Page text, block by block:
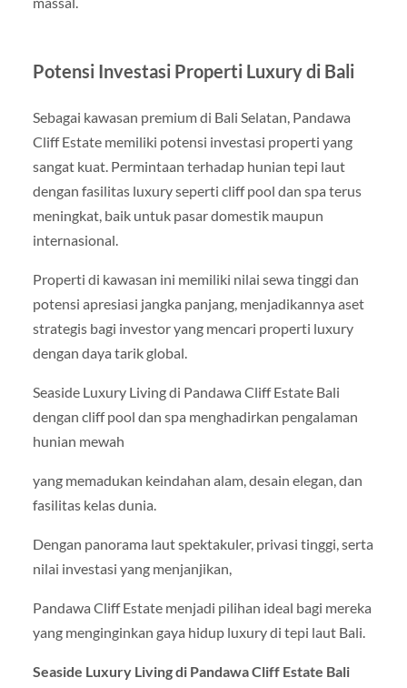
Potensi Investasi Properti Luxury di Bali
Sebagai kawasan premium di Bali Selatan, Pandawa
Cliff Estate memiliki potensi investasi properti yang
sangat kuat. Permintaan terhadap hunian tepi laut
dengan fasilitas luxury seperti cliff pool dan spa terus
meningkat, baik untuk pasar domestik maupun
internasional.
Properti di kawasan ini memiliki nilai sewa tinggi dan
potensi apresiasi jangka panjang, menjadikannya aset
strategis bagi investor yang mencari properti luxury
dengan daya tarik global.
Seaside Luxury Living di Pandawa Cliff Estate Bali
dengan cliff pool dan spa menghadirkan pengalaman
hunian mewah
yang memadukan keindahan alam, desain elegan, dan
fasilitas kelas dunia.
Dengan panorama laut spektakuler, privasi tinggi, serta
nilai investasi yang menjanjikan,
Pandawa Cliff Estate menjadi pilihan ideal bagi mereka
yang menginginkan gaya hidup luxury di tepi laut Bali.
Seaside Luxury Living di Pandawa Cliff Estate Bali